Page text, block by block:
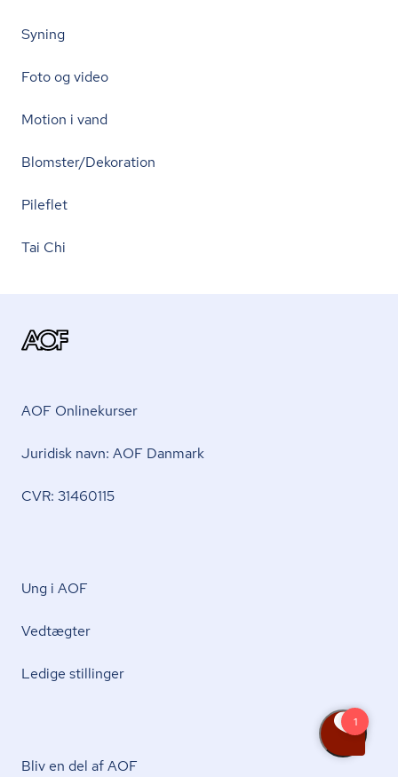
Syning
Foto og video
Motion i vand
Blomster/Dekoration
Pileflet
Tai Chi
AOF Onlinekurser
Juridisk navn: AOF Danmark
CVR: 31460115
Ung i AOF
Vedtægter
Ledige stillinger
Bliv en del af AOF